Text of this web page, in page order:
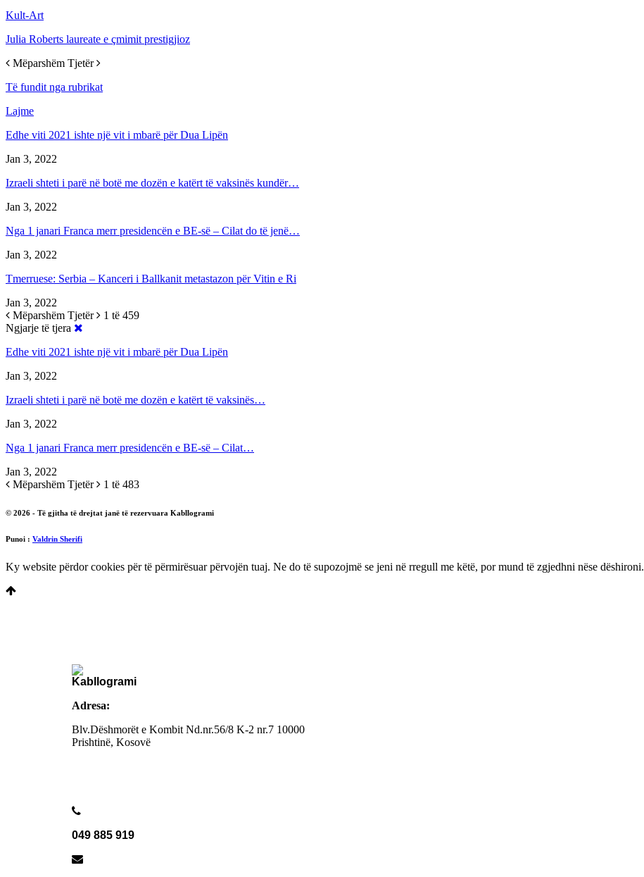
Kult-Art
Julia Roberts laureate e çmimit prestigjioz
Mëparshëm Tjetër
Të fundit nga rubrikat
Lajme
Edhe viti 2021 ishte një vit i mbarë për Dua Lipën
Jan 3, 2022
Izraeli shteti i parë në botë me dozën e katërt të vaksinës kundër…
Jan 3, 2022
Nga 1 janari Franca merr presidencën e BE-së – Cilat do të jenë…
Jan 3, 2022
Tmerruese: Serbia – Kanceri i Ballkanit metastazon për Vitin e Ri
Jan 3, 2022
Mëparshëm Tjetër
1 të 459
Ngjarje të tjera
Edhe viti 2021 ishte një vit i mbarë për Dua Lipën
Jan 3, 2022
Izraeli shteti i parë në botë me dozën e katërt të vaksinës…
Jan 3, 2022
Nga 1 janari Franca merr presidencën e BE-së – Cilat…
Jan 3, 2022
Mëparshëm Tjetër 1 të 483
© 2026 - Të gjitha të drejtat janë të rezervuara Kabllogrami
Punoi : Valdrin Sherifi
Ky website përdor cookies për të përmirësuar përvojën tuaj. Ne do të supozojmë se jeni në rregull me këtë, por mund të zgjedhni nëse dëshironi.
Adresa:
Blv.Dëshmorët e Kombit Nd.nr.56/8 K-2 nr.7 10000
Prishtinë, Kosovë
049 885 919